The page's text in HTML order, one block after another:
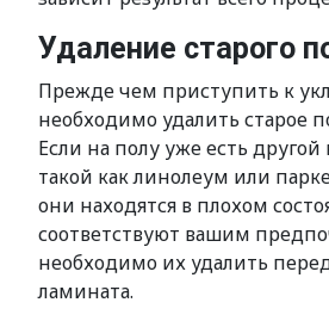
Удаление старого
Прежде чем приступить к
необходимо удалить старое
Если на полу уже есть
такой как линолеум или
они находятся в плохом
соответствуют вашим
необходимо их удалить
ламината.